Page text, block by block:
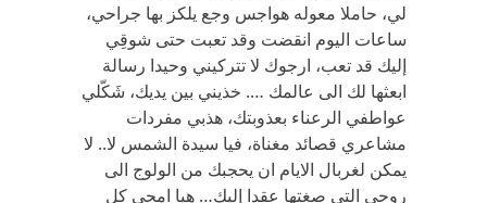
لي، حاملا معوله هواجس وجع يلكز بها جراحي،
ساعات اليوم انقضت وقد تعبت حتى شوقِي
إليك قد تعب، ارجوك لا تتركيني وحيدا رسالة
ابعثها لك الى عالمك …. خذيني بين يديك، شَكّلي
عواطفي الرعناء بعذوبتك، هذبي مفردات
مشاعري قصائد مغناة، فيا سيدة الشمس لا.. لا
يمكن لغربال الايام ان يحجبك من الولوج الى
روحي التي صغتها عقدا إليك… هيا امحي كل